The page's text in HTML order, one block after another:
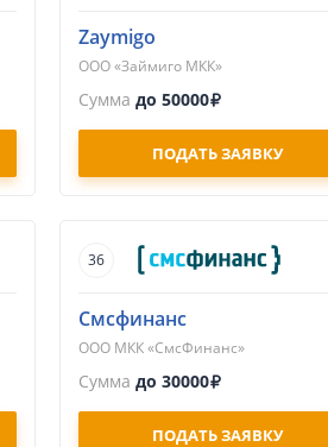
Zaymigo
ООО «Займиго МКК»
Сумма до 50000
ПОДАТЬ ЗАЯВКУ
36
Смсфинанс
ООО МКК «СмсФинанс»
Сумма до 30000
ПОДАТЬ ЗАЯВКУ